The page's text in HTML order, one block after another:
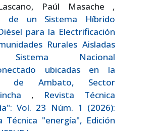
Paúl Masache ,
de un Sistema Híbrido
para la Electrificación
Rurales Aisladas
Nacional
ubicadas en la
de Ambato, Sector
, Revista Técnica
Vol. 23 Núm. 1 (2026):
Técnica "energía", Edición